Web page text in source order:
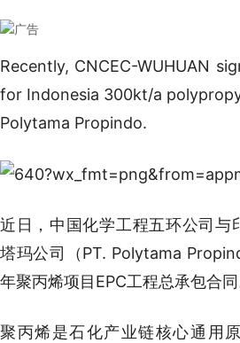
Recently, CNCEC-WUHUAN
for Indonesia 300kt/a
Polytama Propindo.
近日，中国化学工程五环公司与
塔玛公司（PT. Polytama
年聚丙烯项目EPC工程总承包合同
聚丙烯是石化产业链核心通用